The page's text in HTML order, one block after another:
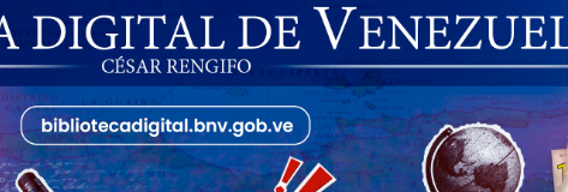
Venezuela año CXXXIII Mes V, Caracas 09 de marzo de 2006 N° 38.394